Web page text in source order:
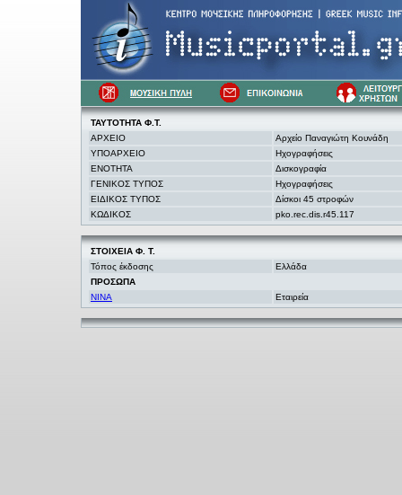
ΤΑΥΤΟΤΗΤΑ Φ.Τ.
ΑΡΧΕΙΟ
Αρχείο Παναγιώτη Κουνάδη
ΥΠΟΑΡΧΕΙΟ
Ηχογραφήσεις
ΕΝΟΤΗΤΑ
Δισκογραφία
ΓΕΝΙΚΟΣ ΤΥΠΟΣ
Ηχογραφήσεις
ΕΙΔΙΚΟΣ ΤΥΠΟΣ
Δίσκοι 45 στροφών
ΚΩΔΙΚΟΣ
pko.rec.dis.r45.117
ΣΤΟΙΧΕΙΑ Φ. Τ.
Τόπος έκδοσης
Ελλάδα
ΠΡΟΣΩΠΑ
NINA
Εταιρεία